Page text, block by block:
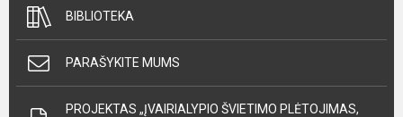
BIBLIOTEKA
PARAŠYKITE MUMS
PROJEKTAS „ĮVAIRIALYPIO ŠVIETIMO PLĖTOJIMAS,